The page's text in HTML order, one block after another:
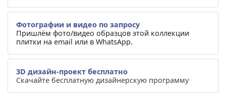
Фотографии и видео по запросу
Пришлём фото/видео образцов этой коллекции
плитки на email или в WhatsApp.
3D дизайн-проект бесплатно
Скачайте бесплатную дизайнерскую программу